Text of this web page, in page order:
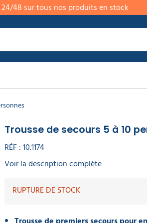
48 sur tous nos produits en stock
Trousse de secours 5 à 10
RÉF :10.1174
Voir la description complète
RUPTURE DE STOCK